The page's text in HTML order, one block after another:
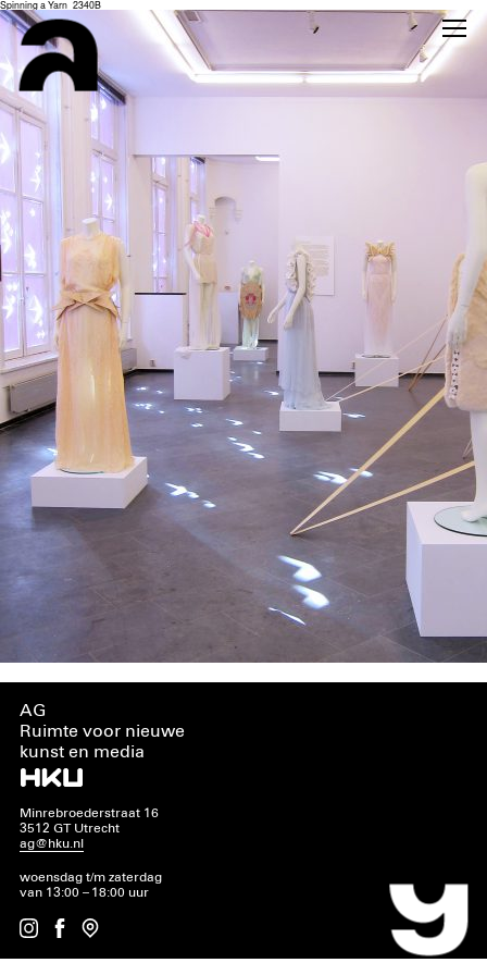
Spinning a Yarn_2340B
AG
Ruimte voor nieuwe
kunst en media
Minrebroederstraat 16
3512 GT Utrecht
ag@hku.nl
woensdag t/m zaterdag
van 13:00 – 18:00 uur